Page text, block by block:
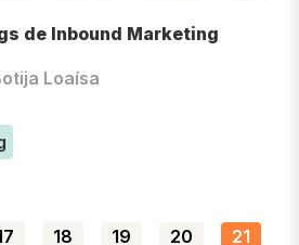
de Inbound Marketing
Loaísa
18 19 20 21